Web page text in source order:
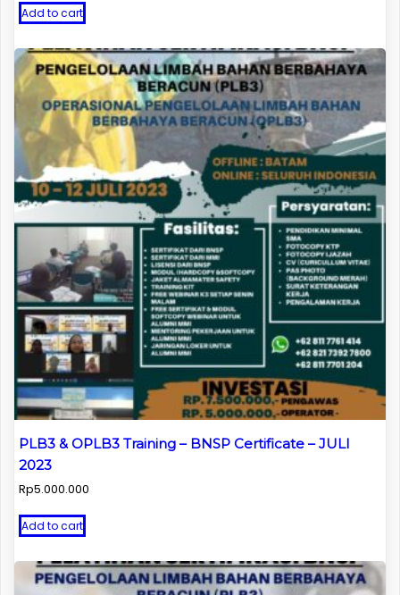
Add to cart
PLB3 & OPLB3 Training – BNSP Certificate – JULI
2023
Rp5.000.000
Add to cart